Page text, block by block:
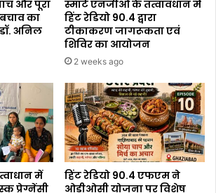
और पूरा
का
अनिल
स्मार्ट एनजीओ के तत्वावधान में
हिंट रेडियो 90.4 द्वारा
टीकाकरण जागरूकता एवं
शिविर का आयोजन
2 weeks ago
में
प्रेग्नेंसी
हिंट रेडियो 90.4 एफएम ने
ओडीओसी योजना पर विशेष